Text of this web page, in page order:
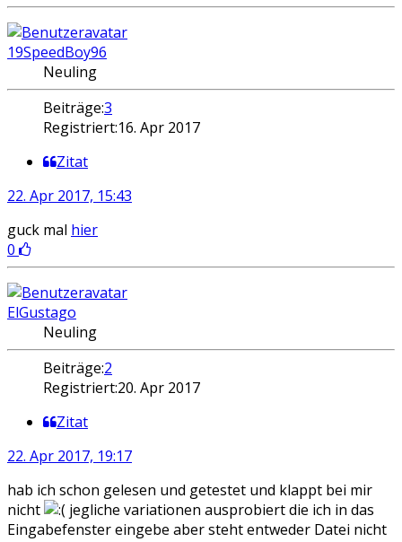
19SpeedBoy96
Neuling
Beiträge:3
Registriert:16. Apr 2017
Zitat
22. Apr 2017, 15:43
guck mal hier
0
ElGustago
Neuling
Beiträge:2
Registriert:20. Apr 2017
Zitat
22. Apr 2017, 19:17
hab ich schon gelesen und getestet und klappt bei mir
nicht
jegliche variationen ausprobiert die ich in das
Eingabefenster eingebe aber steht entweder Datei nicht